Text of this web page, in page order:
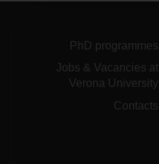
PhD programmes
Jobs & Vacancies at
Verona University
Contacts